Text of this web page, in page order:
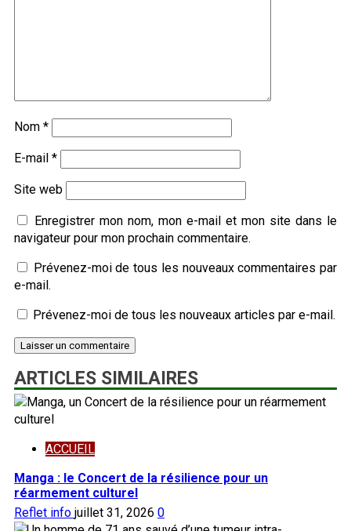
Nom *
E-mail *
Site web
Enregistrer mon nom, mon e-mail et mon site dans le
navigateur pour mon prochain commentaire.
Prévenez-moi de tous les nouveaux commentaires par
e-mail.
Prévenez-moi de tous les nouveaux articles par e-mail.
ARTICLES SIMILAIRES
ACCUEIL
Manga : le Concert de la résilience pour un
réarmement culturel
Reflet info juillet 31, 2026 0